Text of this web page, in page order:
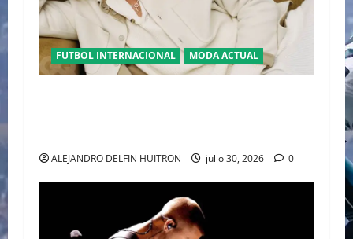
FUTBOL INTERNACIONAL MODA ACTUAL
ALEJANDRO DELFIN HUITRON julio 30, 2026 0